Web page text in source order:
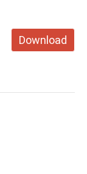
Download